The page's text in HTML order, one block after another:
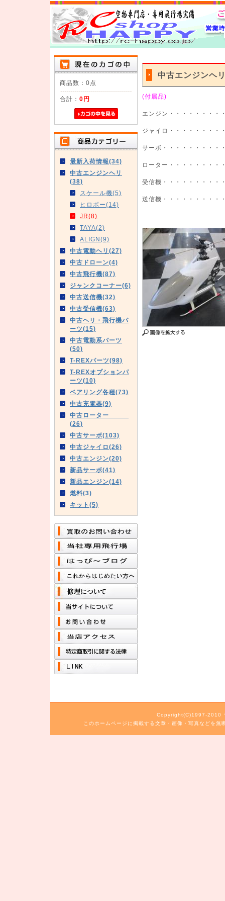
商品数：0点
合計： 0円
最新入荷情報(34)
中古エンジンヘリ
(38)
スケール機(5)
ヒロボー(14)
JR(8)
TAYA(2)
ALIGN(9)
中古電動ヘリ(27)
中古ドローン(4)
中古飛行機(87)
ジャンクコーナー(6)
中古送信機(32)
中古受信機(63)
中古ヘリ・飛行機パ
ーツ(15)
中古電動系パーツ
(50)
T-REXパーツ(98)
T-REXオプションパ
ーツ(10)
ベアリング各種(73)
中古充電器(9)
中古ローター
(26)
中古サーボ(103)
中古ジャイロ(26)
中古エンジン(20)
新品サーボ(41)
新品エンジン(14)
燃料(3)
キット(5)
中古エンジンヘ
(付属品)
エンジン・・・・・・・・
ジャイロ・・・・・・・・
サーボ・・・・・・・・・
ローター・・・・・・・・
受信機・・・・・・・・・
送信機・・・・・・・・・
Copyright(C)1997-2010
このホームページに掲載する文章・画像・写真などを